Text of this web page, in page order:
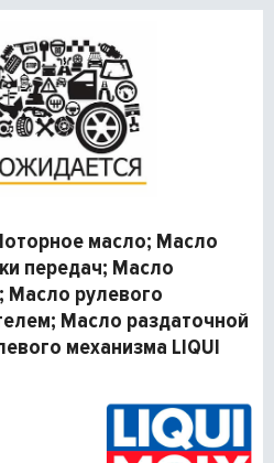
масло; Масло
передач; Масло
Масло рулевого
Масло раздаточной
механизма LIQUI